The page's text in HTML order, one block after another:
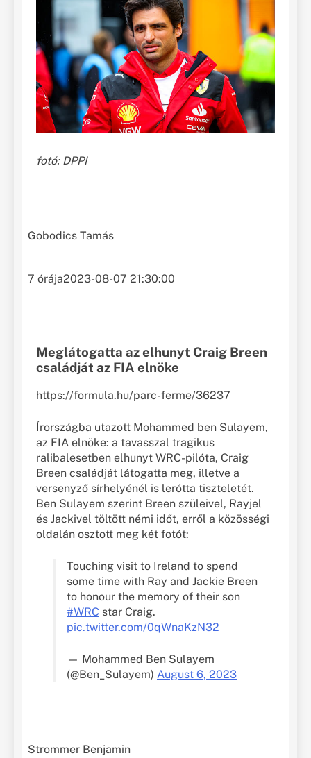
fotó: DPPI
Gobodics Tamás
7 órája2023-08-07 21:30:00
Meglátogatta az elhunyt Craig Breen
családját az FIA elnöke
https://formula.hu/parc-ferme/36237
Írországba utazott Mohammed ben Sulayem,
az FIA elnöke: a tavasszal tragikus
ralibalesetben elhunyt WRC-pilóta, Craig
Breen családját látogatta meg, illetve a
versenyző sírhelyénél is lerótta tiszteletét.
Ben Sulayem szerint Breen szüleivel, Rayjel
és Jackivel töltött némi időt, erről a közösségi
oldalán osztott meg két fotót:
Touching visit to Ireland to spend
some time with Ray and Jackie Breen
to honour the memory of their son
#WRC star Craig.
pic.twitter.com/0qWnaKzN32
— Mohammed Ben Sulayem
(@Ben_Sulayem) August 6, 2023
Strommer Benjamin